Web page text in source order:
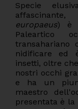
Specie
europaeus) è
Paleartico
nidificare ed
insetti, oltre
nostri occhi
e ha un
maestro
presentata è